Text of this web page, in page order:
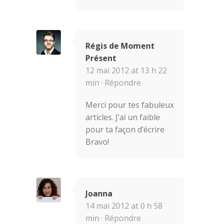
Régis de Moment
Présent
12 mai 2012 at 13 h 22
min · Répondre
Merci pour tes fabuleux
articles. J’ai un faible
pour ta façon d’écrire
Bravo!
Joanna
14 mai 2012 at 0 h 58
min · Répondre